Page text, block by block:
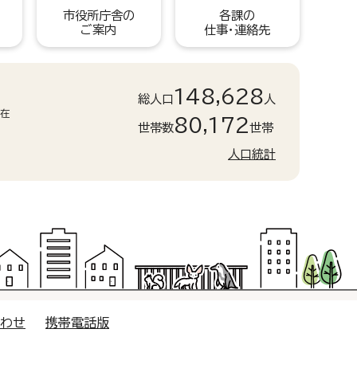
市役所庁舎の
ご案内
各課の
仕事・連絡先
総人口 148,628 人
世帯数80,172世帯
人口統計
せ 携帯電話版